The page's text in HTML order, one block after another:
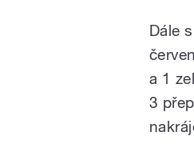
Dále
a 1
3